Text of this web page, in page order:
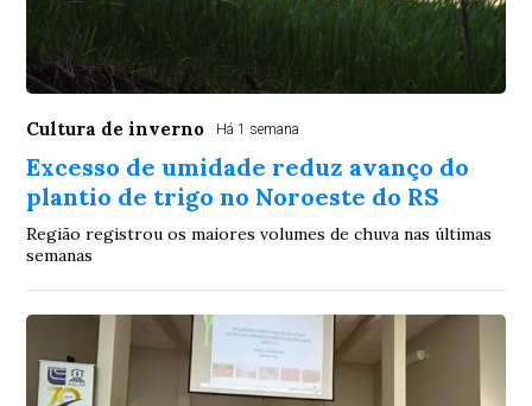
Cultura de inverno Há 1 semana
Excesso de umidade reduz avanço do
plantio de trigo no Noroeste do RS
Região registrou os maiores volumes de chuva nas últimas
semanas